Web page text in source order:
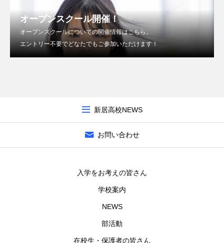
オープンスクール開催！
オープンスクールについての開催情報はこちら。
エントリー不要でどなたでもご参加いただけます！
新居高校NEWS
お問い合わせ
入学をお考えの皆さん
学校案内
NEWS
部活動
在校生・保護者の皆さん